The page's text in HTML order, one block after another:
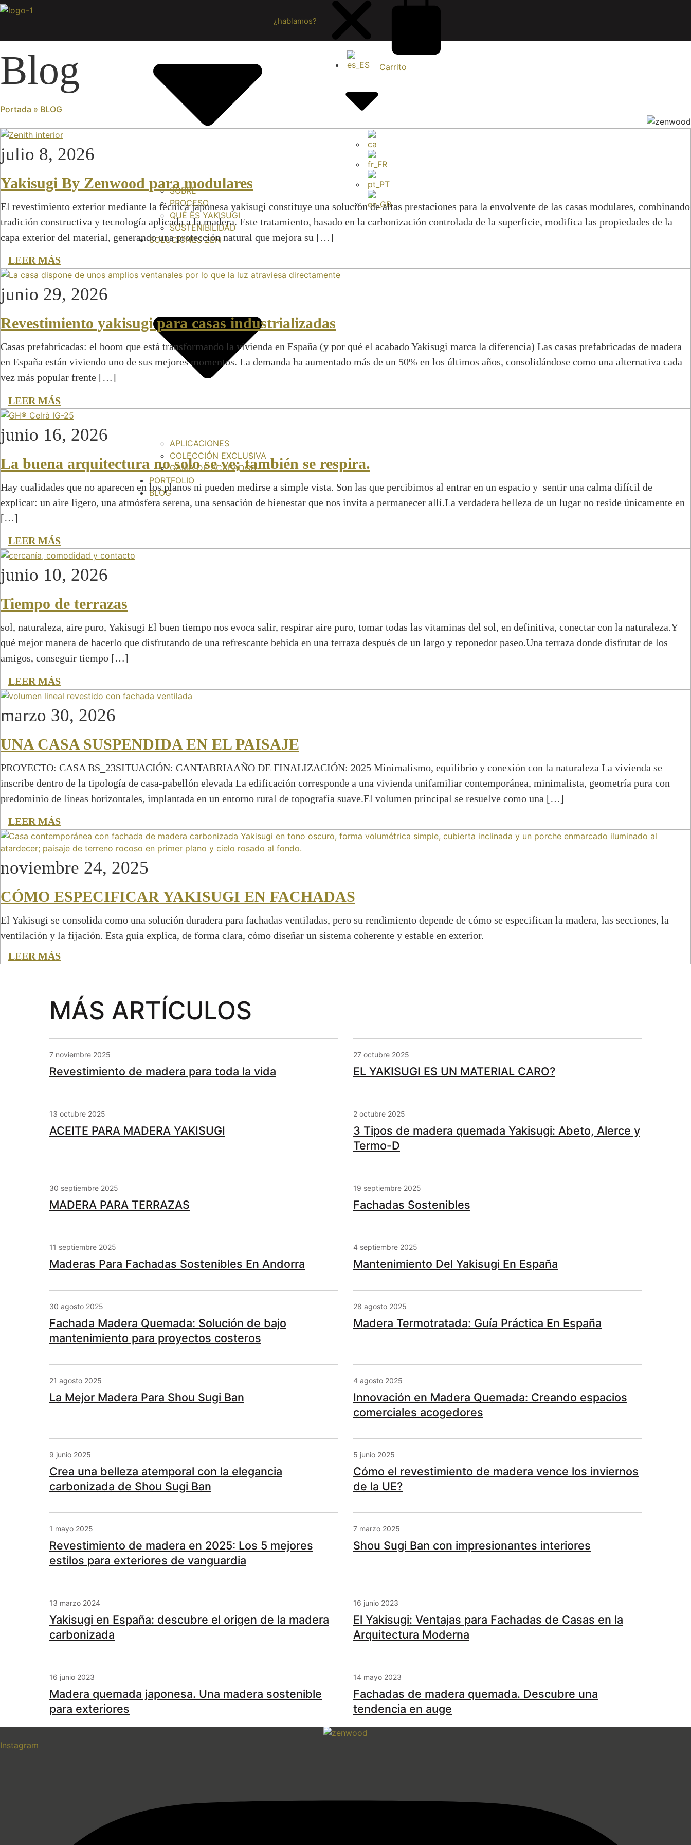
Ir
SOBRE
PROCESO
QUÉ ES YAKISUGI
SOSTENIBILIDAD
SOLUCIONES ZEN
APLICACIONES
COLECCIÓN EXCLUSIVA
GAMA DE ACABADOS
PORTFOLIO
BLOG
¿hablamos?
Carrito
Blog
Portada » BLOG
julio 8, 2026
Yakisugi By Zenwood para modulares
El revestimiento exterior mediante la técnica japonesa yakisugi constituye una solución de altas prestaciones para la envolvente de las casas modulares, combinando
tradición constructiva y tecnología aplicada a la madera. Este tratamiento, basado en la carbonización controlada de la superficie, modifica las propiedades de la
capa exterior del material, generando una protección natural que mejora su […]
LEER MÁS
junio 29, 2026
Revestimiento yakisugi para casas industrializadas
Casas prefabricadas: el boom que está transformando la vivienda en España (y por qué el acabado Yakisugi marca la diferencia) Las casas prefabricadas de madera
en España están viviendo uno de sus mejores momentos. La demanda ha aumentado más de un 50% en los últimos años, consolidándose como una alternativa cada
vez más popular frente […]
LEER MÁS
junio 16, 2026
La buena arquitectura no solo se ve; también se respira.
Hay cualidades que no aparecen en los planos ni pueden medirse a simple vista. Son las que percibimos al entrar en un espacio y sentir una calma difícil de
explicar: un aire ligero, una atmósfera serena, una sensación de bienestar que nos invita a permanecer allí.La verdadera belleza de un lugar no reside únicamente en
[…]
LEER MÁS
junio 10, 2026
Tiempo de terrazas
sol, naturaleza, aire puro, Yakisugi El buen tiempo nos evoca salir, respirar aire puro, tomar todas las vitaminas del sol, en definitiva, conectar con la naturaleza.Y
qué mejor manera de hacerlo que disfrutando de una refrescante bebida en una terraza después de un largo y reponedor paseo.Una terraza donde disfrutar de los
amigos, conseguir tiempo […]
LEER MÁS
marzo 30, 2026
UNA CASA SUSPENDIDA EN EL PAISAJE
PROYECTO: CASA BS_23SITUACIÓN: CANTABRIAAÑO DE FINALIZACIÓN: 2025 Minimalismo, equilibrio y conexión con la naturaleza La vivienda se
inscribe dentro de la tipología de casa-pabellón elevada La edificación corresponde a una vivienda unifamiliar contemporánea, minimalista, geometría pura con
predominio de líneas horizontales, implantada en un entorno rural de topografía suave.El volumen principal se resuelve como una […]
LEER MÁS
noviembre 24, 2025
CÓMO ESPECIFICAR YAKISUGI EN FACHADAS
El Yakisugi se consolida como una solución duradera para fachadas ventiladas, pero su rendimiento depende de cómo se especifican la madera, las secciones, la
ventilación y la fijación. Esta guía explica, de forma clara, cómo diseñar un sistema coherente y estable en exterior.
LEER MÁS
MÁS ARTÍCULOS
7 noviembre 2025
Revestimiento de madera para toda la vida
27 octubre 2025
EL YAKISUGI ES UN MATERIAL CARO?
13 octubre 2025
ACEITE PARA MADERA YAKISUGI
2 octubre 2025
3 Tipos de madera quemada Yakisugi: Abeto, Alerce y
Termo-D
30 septiembre 2025
MADERA PARA TERRAZAS
19 septiembre 2025
Fachadas Sostenibles
11 septiembre 2025
Maderas Para Fachadas Sostenibles En Andorra
4 septiembre 2025
Mantenimiento Del Yakisugi En España
30 agosto 2025
Fachada Madera Quemada: Solución de bajo
mantenimiento para proyectos costeros
28 agosto 2025
Madera Termotratada: Guía Práctica En España
21 agosto 2025
La Mejor Madera Para Shou Sugi Ban
4 agosto 2025
Innovación en Madera Quemada: Creando espacios
comerciales acogedores
9 junio 2025
Crea una belleza atemporal con la elegancia
carbonizada de Shou Sugi Ban
5 junio 2025
Cómo el revestimiento de madera vence los inviernos
de la UE?
1 mayo 2025
Revestimiento de madera en 2025: Los 5 mejores
estilos para exteriores de vanguardia
7 marzo 2025
Shou Sugi Ban con impresionantes interiores
13 marzo 2024
Yakisugi en España: descubre el origen de la madera
carbonizada
16 junio 2023
El Yakisugi: Ventajas para Fachadas de Casas en la
Arquitectura Moderna
16 junio 2023
Madera quemada japonesa. Una madera sostenible
para exteriores
14 mayo 2023
Fachadas de madera quemada. Descubre una
tendencia en auge
Instagram